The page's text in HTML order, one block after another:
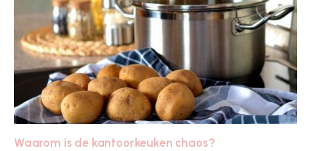
Waarom is de kantoorkeuken chaos?